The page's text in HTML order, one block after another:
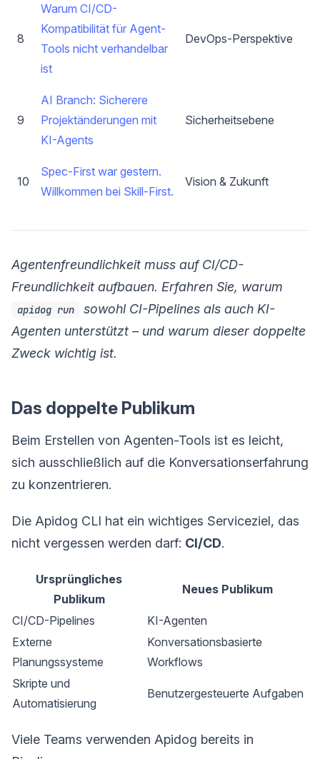
8
Warum CI/CD-
Kompatibilität für Agent-
Tools nicht verhandelbar
ist
DevOps-Perspektive
9
AI Branch: Sicherere
Projektänderungen mit
KI-Agents
Sicherheitsebene
10
Spec-First war gestern.
Willkommen bei Skill-First.
Vision & Zukunft
Agentenfreundlichkeit muss auf CI/CD-
Freundlichkeit aufbauen. Erfahren Sie, warum
apidog run
sowohl CI-Pipelines als auch KI-
Agenten unterstützt – und warum dieser doppelte
Zweck wichtig ist.
Das doppelte Publikum
Beim Erstellen von Agenten-Tools ist es leicht,
sich ausschließlich auf die Konversationserfahrung
zu konzentrieren.
Die Apidog CLI hat ein wichtiges Serviceziel, das
nicht vergessen werden darf: CI/CD.
Ursprüngliches
Publikum
Neues Publikum
CI/CD-Pipelines
KI-Agenten
Externe
Planungssysteme
Konversationsbasierte
Workflows
Skripte und
Automatisierung
Benutzergesteuerte Aufgaben
Viele Teams verwenden Apidog bereits in